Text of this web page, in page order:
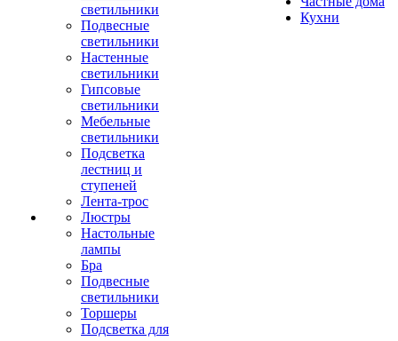
светильники
Подвесные
светильники
Настенные
светильники
Гипсовые
светильники
Мебельные
светильники
Подсветка
лестниц и
ступеней
Лента-трос
Люстры
Настольные
лампы
Бра
Подвесные
светильники
Торшеры
Подсветка для
Кухни